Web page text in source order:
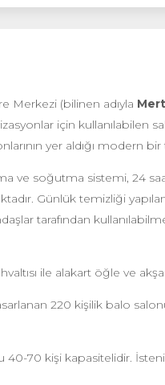
Merkezi (bilinen adıyla
için kullanılabilen
yer aldığı modern bir
ve soğutma sistemi, 24
Günlük temizliği
tarafından
ile alakart öğle ve
220 kişilik balo salonu
40-70 kişi kapasitelidir.